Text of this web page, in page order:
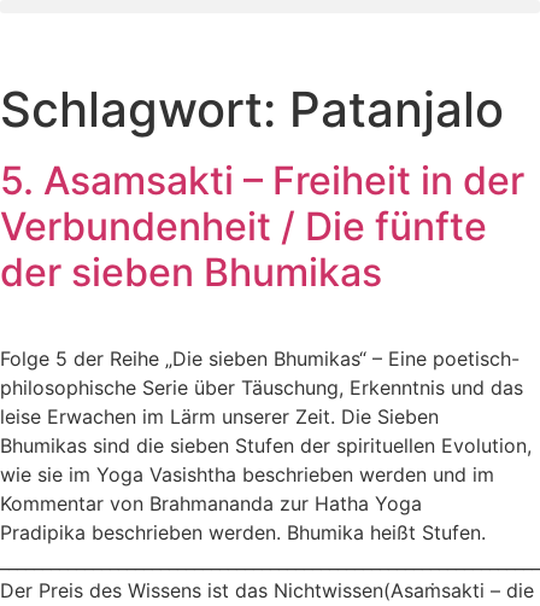
Schlagwort: Patanjalo
5. Asamsakti – Freiheit in der
Verbundenheit / Die fünfte
der sieben Bhumikas
Folge 5 der Reihe „Die sieben Bhumikas“ – Eine poetisch-
philosophische Serie über Täuschung, Erkenntnis und das
leise Erwachen im Lärm unserer Zeit. Die Sieben
Bhumikas sind die sieben Stufen der spirituellen Evolution,
wie sie im Yoga Vasishtha beschrieben werden und im
Kommentar von Brahmananda zur Hatha Yoga
Pradipika beschrieben werden. Bhumika heißt Stufen.
Der Preis des Wissens ist das Nichtwissen(Asaṁsakti – die